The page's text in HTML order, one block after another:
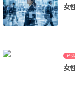
女
ビジ
女